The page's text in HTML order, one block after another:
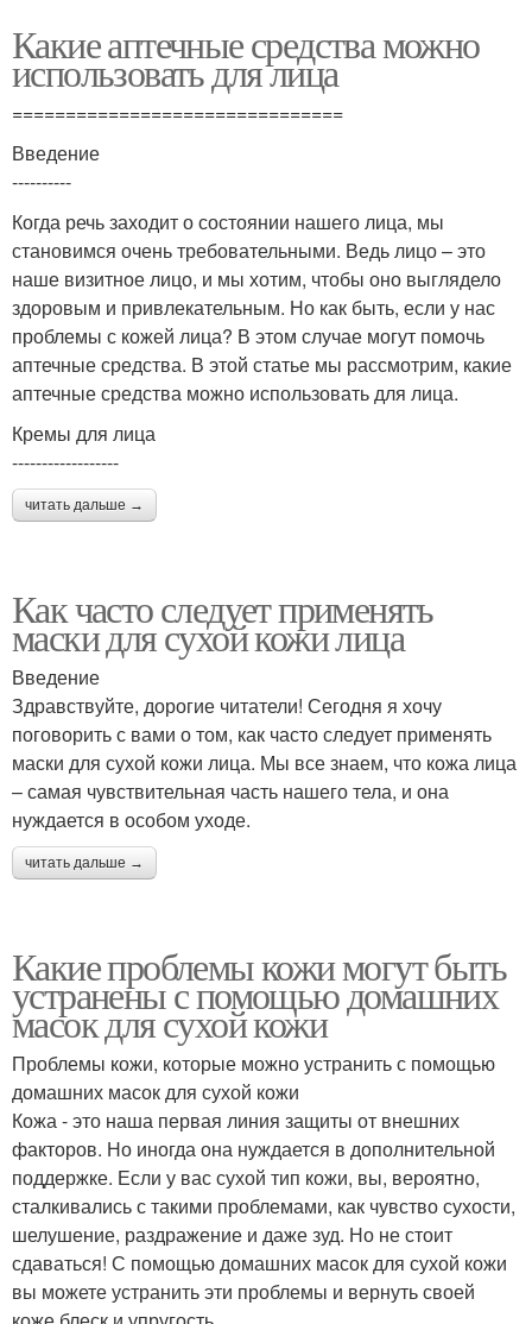
Какие аптечные средства можно
использовать для лица
===============================
Введение
----------
Когда речь заходит о состоянии нашего лица, мы
становимся очень требовательными. Ведь лицо – это
наше визитное лицо, и мы хотим, чтобы оно выглядело
здоровым и привлекательным. Но как быть, если у нас
проблемы с кожей лица? В этом случае могут помочь
аптечные средства. В этой статье мы рассмотрим, какие
аптечные средства можно использовать для лица.
Кремы для лица
------------------
читать дальше →
Как часто следует применять
маски для сухой кожи лица
Введение
Здравствуйте, дорогие читатели! Сегодня я хочу
поговорить с вами о том, как часто следует применять
маски для сухой кожи лица. Мы все знаем, что кожа лица
– самая чувствительная часть нашего тела, и она
нуждается в особом уходе.
читать дальше →
Какие проблемы кожи могут быть
устранены с помощью домашних
масок для сухой кожи
Проблемы кожи, которые можно устранить с помощью
домашних масок для сухой кожи
Кожа - это наша первая линия защиты от внешних
факторов. Но иногда она нуждается в дополнительной
поддержке. Если у вас сухой тип кожи, вы, вероятно,
сталкивались с такими проблемами, как чувство сухости,
шелушение, раздражение и даже зуд. Но не стоит
сдаваться! С помощью домашних масок для сухой кожи
вы можете устранить эти проблемы и вернуть своей